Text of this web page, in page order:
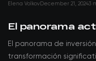
Elena VolkovDecember 21, 20243
El panorama
El panorama de
transformación